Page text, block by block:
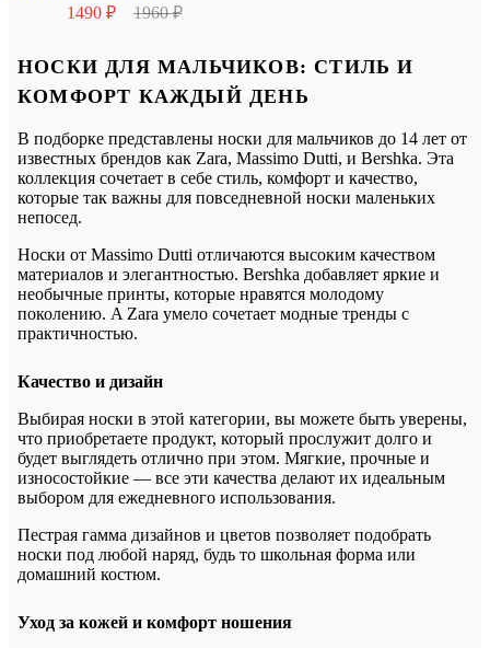
1490 ₽ 1960 ₽
НОСКИ ДЛЯ МАЛЬЧИКОВ: СТИЛЬ И
КОМФОРТ КАЖДЫЙ ДЕНЬ
В подборке представлены носки для мальчиков до 14 лет от
известных брендов как Zara, Massimo Dutti, и Bershka. Эта
коллекция сочетает в себе стиль, комфорт и качество,
которые так важны для повседневной носки маленьких
непосед.
Носки от Massimo Dutti отличаются высоким качеством
материалов и элегантностью. Bershka добавляет яркие и
необычные принты, которые нравятся молодому
поколению. A Zara умело сочетает модные тренды с
практичностью.
Качество и дизайн
Выбирая носки в этой категории, вы можете быть уверены,
что приобретаете продукт, который прослужит долго и
будет выглядеть отлично при этом. Мягкие, прочные и
износостойкие — все эти качества делают их идеальным
выбором для ежедневного использования.
Пестрая гамма дизайнов и цветов позволяет подобрать
носки под любой наряд, будь то школьная форма или
домашний костюм.
Уход за кожей и комфорт ношения